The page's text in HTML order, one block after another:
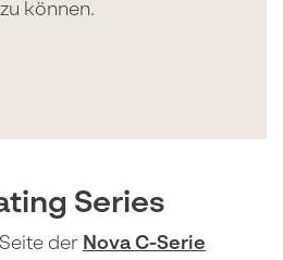
können.
Series
der Nova C-Serie